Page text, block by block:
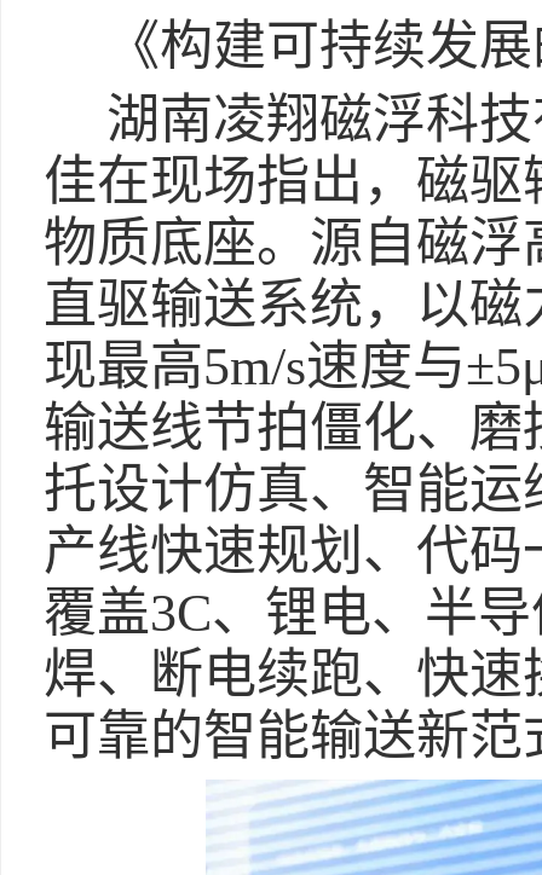
《构建可持续发
湖南凌翔磁浮科
佳在现场指出，磁
物质底座。源自磁
直驱输送系统，以
现最高5m/s速度与
输送线节拍僵化、
托设计仿真、智能
产线快速规划、代
覆盖3C、锂电、半
焊、断电续跑、快
可靠的智能输送新范